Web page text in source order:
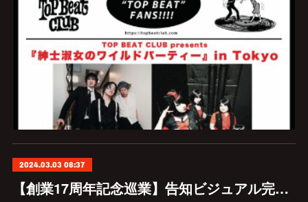
2024.03.03 08:37
【創業17周年記念巡業】告知ビジュアル完成&名古屋・大阪公演前売情報解禁しました